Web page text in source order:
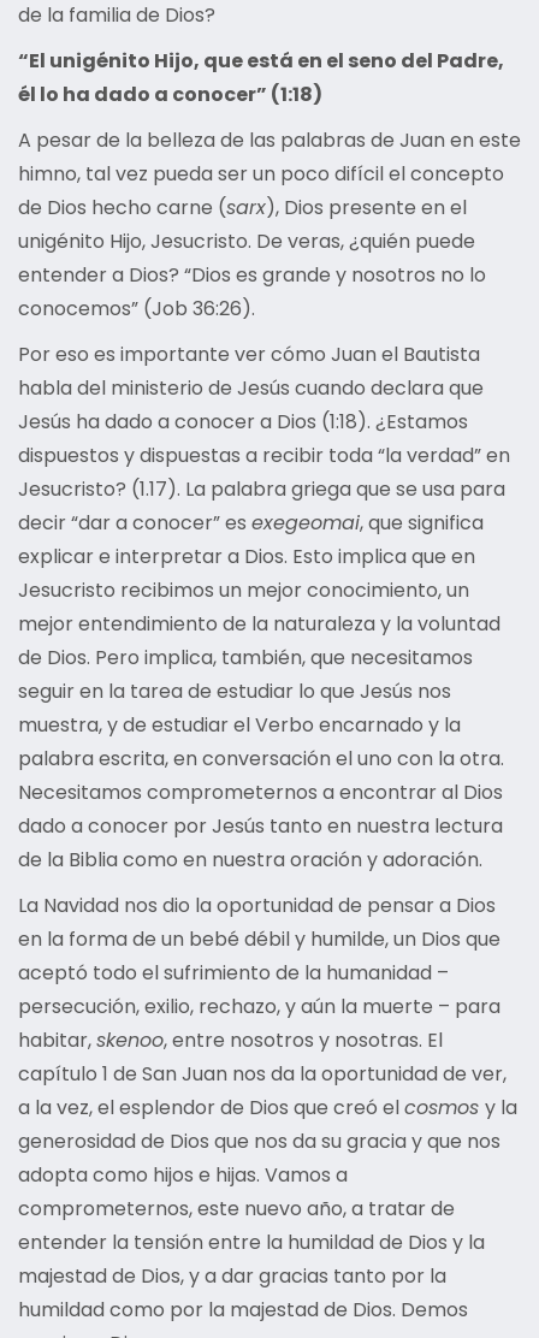
de la familia de Dios?
“El unigénito Hijo, que está en el seno del Padre,
él lo ha dado a conocer” (1:18)
A pesar de la belleza de las palabras de Juan en este
himno, tal vez pueda ser un poco difícil el concepto
de Dios hecho carne (sarx), Dios presente en el
unigénito Hijo, Jesucristo. De veras, ¿quién puede
entender a Dios? “Dios es grande y nosotros no lo
conocemos” (Job 36:26).
Por eso es importante ver cómo Juan el Bautista
habla del ministerio de Jesús cuando declara que
Jesús ha dado a conocer a Dios (1:18). ¿Estamos
dispuestos y dispuestas a recibir toda “la verdad” en
Jesucristo? (1.17). La palabra griega que se usa para
decir “dar a conocer” es exegeomai, que significa
explicar e interpretar a Dios. Esto implica que en
Jesucristo recibimos un mejor conocimiento, un
mejor entendimiento de la naturaleza y la voluntad
de Dios. Pero implica, también, que necesitamos
seguir en la tarea de estudiar lo que Jesús nos
muestra, y de estudiar el Verbo encarnado y la
palabra escrita, en conversación el uno con la otra.
Necesitamos comprometernos a encontrar al Dios
dado a conocer por Jesús tanto en nuestra lectura
de la Biblia como en nuestra oración y adoración.
La Navidad nos dio la oportunidad de pensar a Dios
en la forma de un bebé débil y humilde, un Dios que
aceptó todo el sufrimiento de la humanidad –
persecución, exilio, rechazo, y aún la muerte – para
habitar,skenoo, entre nosotros y nosotras. El
capítulo 1 de San Juan nos da la oportunidad de ver,
a la vez, el esplendor de Dios que creó elcosmos y la
generosidad de Dios que nos da su gracia y que nos
adopta como hijos e hijas. Vamos a
comprometernos, este nuevo año, a tratar de
entender la tensión entre la humildad de Dios y la
majestad de Dios, y a dar gracias tanto por la
humildad como por la majestad de Dios. Demos